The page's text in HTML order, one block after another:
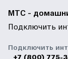
МТС -
Подключить
Подключить